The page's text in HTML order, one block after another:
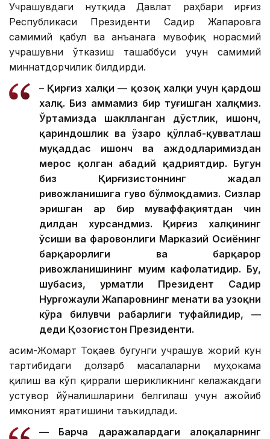
Учрашувдаги нутқида Давлат раҳбари Қирғиз
Республикаси Президенти Садир Жапаровга
самимий қабул ва анъанага мувофиқ норасмий
учрашувни ўтказиш ташаббуси учун самимий
миннатдорчилик билдирди.
– Қирғиз халқи — қозоқ халқи учун қардош
халқ. Биз ҳаммамиз бир туғишган халқмиз.
Ўртамизда шаклланган дўстлик, ишонч,
қариндошлик ва ўзаро қўллаб-қувватлаш
муқаддас ишонч ва аждодларимиздан
мерос қолган абадий қадриятдир. Бугун
биз Қирғизистоннинг жадал
ривожланишига гувоҳ бўлмоқдамиз. Сизлар
эришган ҳар бир муваффақиятдан чин
дилдан хурсандмиз. Қирғиз халқининг
ўсиши ва фаровонлиги Марказий Осиёнинг
барқарорлиги ва барқарор
ривожланишининг муҳим кафолатидир. Бу,
шубҳасиз, ҳурматли Президент Садир
Нурғожаули Жапаровнинг меҳнати ва узоқни
кўра билувчи раҳбарлиги туфайлидир, —
деди Қозоғистон Президенти.
Қасим-Жомарт Тоқаев бугунги учрашув жорий кун
тартибидаги долзарб масалаларни муҳокама
қилиш ва кўп қиррали шерикликнинг келажакдаги
устувор йўналишларини белгилаш учун ажойиб
имконият яратишини таъкидлади.
— Барча даражалардаги алоқаларнинг